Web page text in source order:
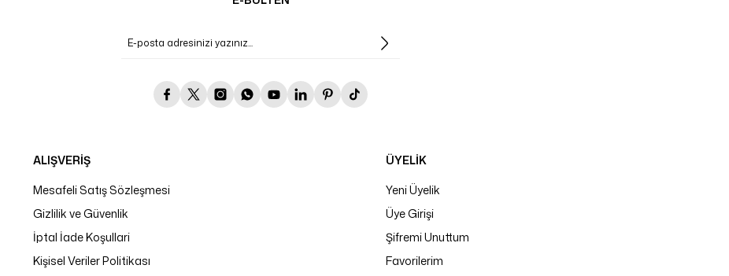
ALIŞVERİŞ
Mesafeli Satış Sözleşmesi
Gizlilik ve Güvenlik
İptal İade Koşullari
Kişisel Veriler Politikası
ÜYELİK
Yeni Üyelik
Üye Girişi
Şifremi Unuttum
Favorilerim